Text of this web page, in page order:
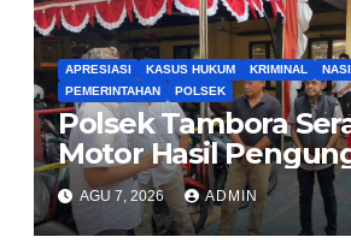
APRESIASI KASUS HUKUM KRIMINAL
PEMERINTAHAN
POLSEK
Polsek Tambora
Motor Hasil
Kasus Curanmor
Pemilik Yang sah
AGU 7, 2026 ADMIN